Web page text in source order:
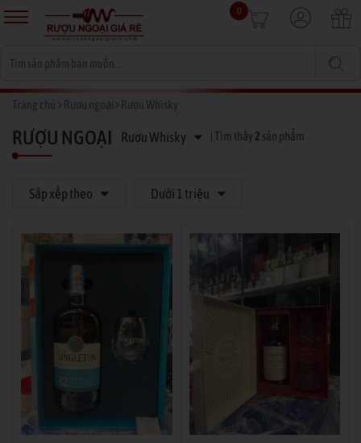
0
Trang chủ Rượu ngoại Rượu Whisky
RƯỢU NGOẠI Rượu Whisky | Tìm thấy2 sản phẩm
Sắp xếp theo Dưới 1 triệu